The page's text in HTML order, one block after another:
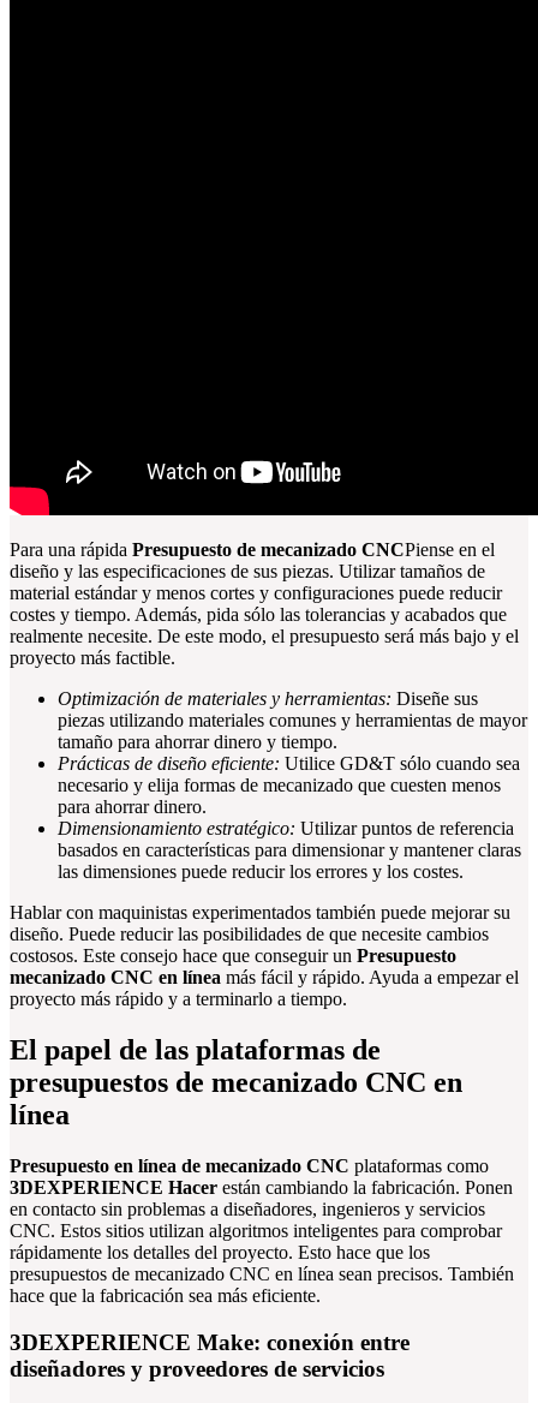
Para una rápida Presupuesto de mecanizado CNCPiense en el
diseño y las especificaciones de sus piezas. Utilizar tamaños de
material estándar y menos cortes y configuraciones puede reducir
costes y tiempo. Además, pida sólo las tolerancias y acabados que
realmente necesite. De este modo, el presupuesto será más bajo y el
proyecto más factible.
Optimización de materiales y herramientas: Diseñe sus
piezas utilizando materiales comunes y herramientas de mayor
tamaño para ahorrar dinero y tiempo.
Prácticas de diseño eficiente: Utilice GD&T sólo cuando sea
necesario y elija formas de mecanizado que cuesten menos
para ahorrar dinero.
Dimensionamiento estratégico: Utilizar puntos de referencia
basados en características para dimensionar y mantener claras
las dimensiones puede reducir los errores y los costes.
Hablar con maquinistas experimentados también puede mejorar su
diseño. Puede reducir las posibilidades de que necesite cambios
costosos. Este consejo hace que conseguir un Presupuesto
mecanizado CNC en línea más fácil y rápido. Ayuda a empezar el
proyecto más rápido y a terminarlo a tiempo.
El papel de las plataformas de
presupuestos de mecanizado CNC en
línea
Presupuesto en línea de mecanizado CNC plataformas como
3DEXPERIENCE Hacer están cambiando la fabricación. Ponen
en contacto sin problemas a diseñadores, ingenieros y servicios
CNC. Estos sitios utilizan algoritmos inteligentes para comprobar
rápidamente los detalles del proyecto. Esto hace que los
presupuestos de mecanizado CNC en línea sean precisos. También
hace que la fabricación sea más eficiente.
3DEXPERIENCE Make: conexión entre
diseñadores y proveedores de servicios